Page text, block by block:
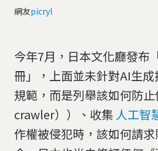
網友picryl
今年7月，日本文化廳發布
冊」，上面並未針對AI生
規範，而是列舉該如何防
crawler））、收集 人工智
作權被侵犯時，該如何請